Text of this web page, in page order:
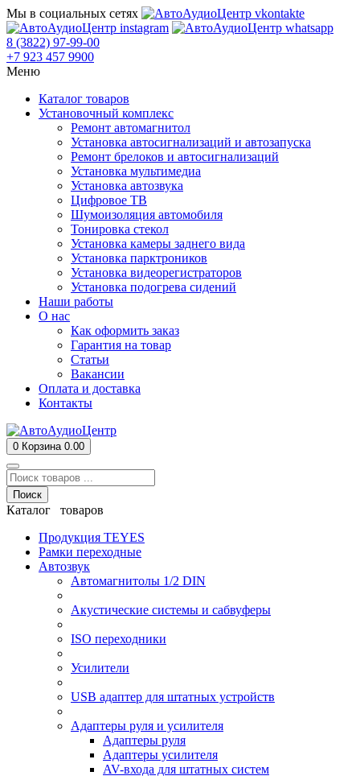
Мы в социальных сетях
8 (3822) 97-99-00
+7 923 457 9900
Меню
Каталог товаров
Установочный комплекс
Ремонт автомагнитол
Установка автосигнализаций и автозапуска
Ремонт брелоков и автосигнализаций
Установка мультимедиа
Установка автозвука
Цифровое ТВ
Шумоизоляция автомобиля
Тонировка стекол
Установка камеры заднего вида
Установка парктроников
Установка видеорегистраторов
Установка подогрева сидений
Наши работы
О нас
Как оформить заказ
Гарантия на товар
Статьи
Вакансии
Оплата и доставка
Контакты
0 Корзина 0.00
Поиск
Каталог товаров
Продукция TEYES
Рамки переходные
Автозвук
Автомагнитолы 1/2 DIN
Акустические системы и сабвуферы
ISO переходники
Усилители
USB адаптер для штатных устройств
Адаптеры руля и усилителя
Адаптеры руля
Адаптеры усилителя
AV-входа для штатных систем